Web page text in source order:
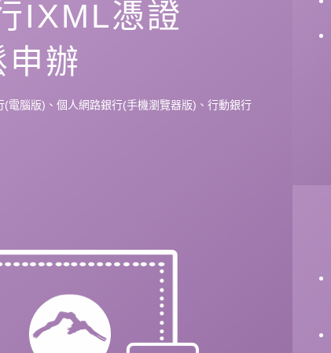
IXML憑證
申辦
(電腦版)、個人網路銀行(手機瀏覽器版)、行動銀行